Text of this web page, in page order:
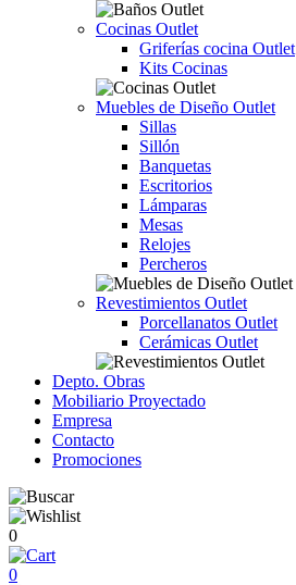
Cocinas Outlet
Griferías cocina Outlet
Kits Cocinas
Muebles de Diseño Outlet
Sillas
Sillón
Banquetas
Escritorios
Lámparas
Mesas
Relojes
Percheros
Revestimientos Outlet
Porcellanatos Outlet
Cerámicas Outlet
Depto. Obras
Mobiliario Proyectado
Empresa
Contacto
Promociones
0
0